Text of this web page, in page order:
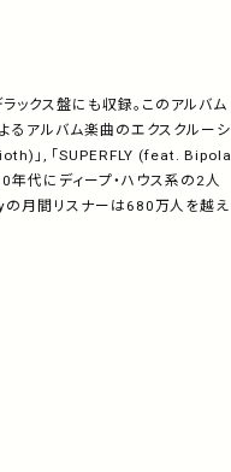
ラックス盤にも収録。このアルバム
るアルバム楽曲のエクスクルーシ
」, 「SUPERFLY (feat. Bipola
年代にディープ・ハウス系の2人
の月間リスナーは680万人を越え